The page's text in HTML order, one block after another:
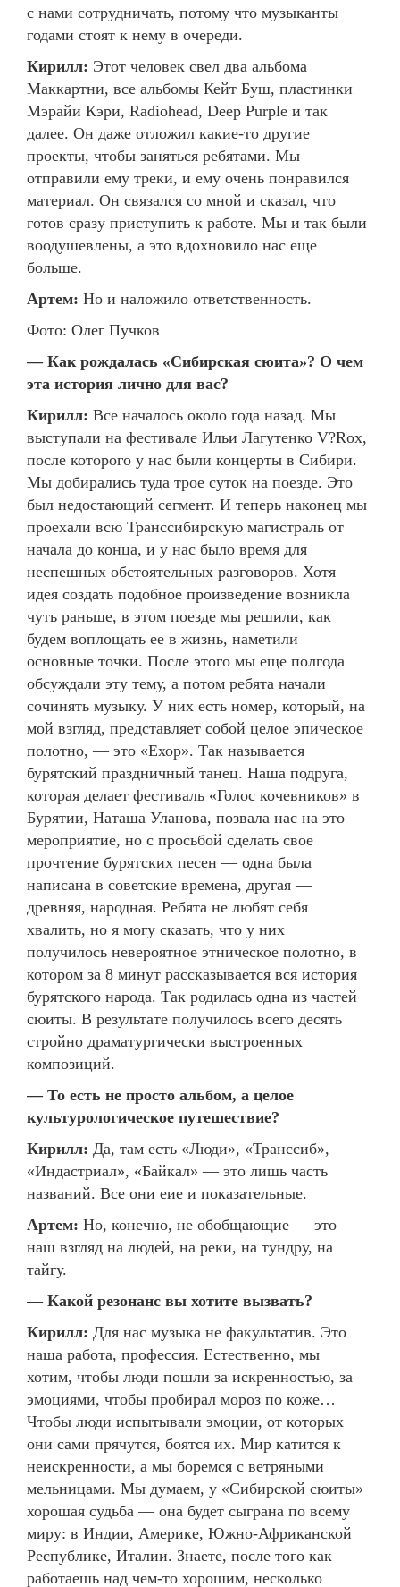
с нами сотрудничать, потому что музыканты
годами стоят к нему в очереди.
Кирилл: Этот человек свел два альбома
Маккартни, все альбомы Кейт Буш, пластинки
Мэрайи Кэри, Radiohead, Deep Purple и так
далее. Он даже отложил какие-то другие
проекты, чтобы заняться ребятами. Мы
отправили ему треки, и ему очень понравился
материал. Он связался со мной и сказал, что
готов сразу приступить к работе. Мы и так были
воодушевлены, а это вдохновило нас еще
больше.
Артем: Но и наложило ответственность.
Фото: Олег Пучков
— Как рождалась «Сибирская сюита»? О чем
эта история лично для вас?
Кирилл: Все началось около года назад. Мы
выступали на фестивале Ильи Лагутенко V?Rox,
после которого у нас были концерты в Сибири.
Мы добирались туда трое суток на поезде. Это
был недостающий сегмент. И теперь наконец мы
проехали всю Транссибирскую магистраль от
начала до конца, и у нас было время для
неспешных обстоятельных разговоров. Хотя
идея создать подобное произведение возникла
чуть раньше, в этом поезде мы решили, как
будем воплощать ее в жизнь, наметили
основные точки. После этого мы еще полгода
обсуждали эту тему, а потом ребята начали
сочинять музыку. У них есть номер, который, на
мой взгляд, представляет собой целое эпическое
полотно, — это «Ехор». Так называется
бурятский праздничный танец. Наша подруга,
которая делает фестиваль «Голос кочевников» в
Бурятии, Наташа Уланова, позвала нас на это
мероприятие, но с просьбой сделать свое
прочтение бурятских песен — одна была
написана в советские времена, другая —
древняя, народная. Ребята не любят себя
хвалить, но я могу сказать, что у них
получилось невероятное этническое полотно, в
котором за 8 минут рассказывается вся история
бурятского народа. Так родилась одна из частей
сюиты. В результате получилось всего десять
стройно драматургически выстроенных
композиций.
— То есть не просто альбом, а целое
культурологическое путешествие?
Кирилл: Да, там есть «Люди», «Транссиб»,
«Индастриал», «Байкал» — это лишь часть
названий. Все они еие и показательные.
Артем: Но, конечно, не обобщающие — это
наш взгляд на людей, на реки, на тундру, на
тайгу.
— Какой резонанс вы хотите вызвать?
Кирилл: Для нас музыка не факультатив. Это
наша работа, профессия. Естественно, мы
хотим, чтобы люди пошли за искренностью, за
эмоциями, чтобы пробирал мороз по коже…
Чтобы люди испытывали эмоции, от которых
они сами прячутся, боятся их. Мир катится к
неискренности, а мы боремся с ветряными
мельницами. Мы думаем, у «Сибирской сюиты»
хорошая судьба — она будет сыграна по всему
миру: в Индии, Америке, Южно-Африканской
Республике, Италии. Знаете, после того как
работаешь над чем-то хорошим, несколько